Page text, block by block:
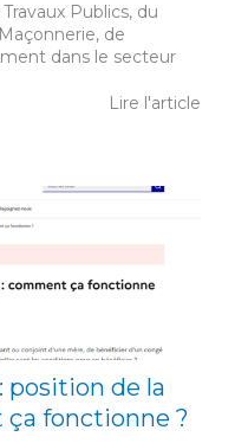
Publics, du
de
dans le secteur
Lire l'article
position de la
fonctionne ?